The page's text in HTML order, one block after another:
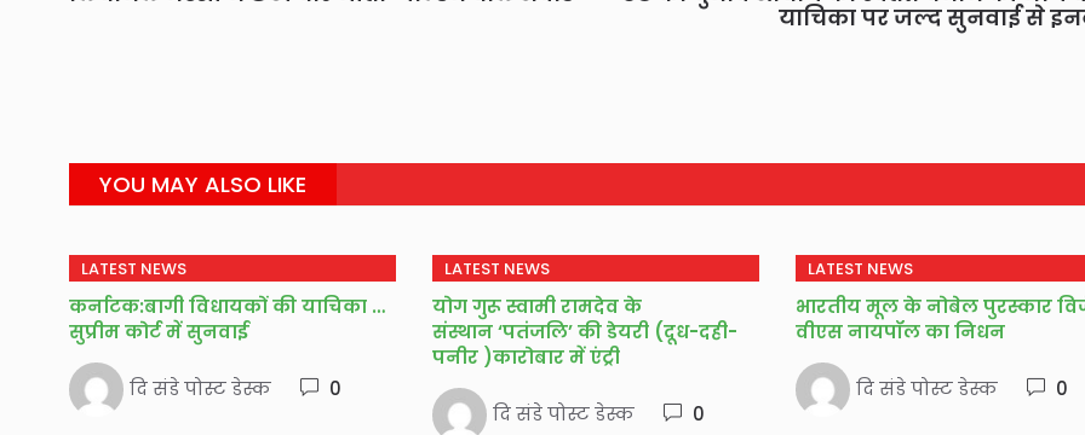
याचिका पर जल्द सुनवाई से
YOU MAY ALSO LIKE
LATEST NEWS
कर्नाटक:बागी विधायकों की याचिका पर
सुप्रीम कोर्ट में सुनवाई
दि संडे पोस्ट डेस्क 0
LATEST NEWS
योग गुरू स्वामी रामदेव के
संस्थान ‘पतंजलि’ की डेयरी (दूध-दही-
पनीर )कारोबार में एंट्री
दि संडे पोस्ट डेस्क 0
LATEST NEWS
भारतीय मूल के नोबेल पुरस्कार
वीएस नायपॉल का निधन
दि संडे पोस्ट डेस्क 0